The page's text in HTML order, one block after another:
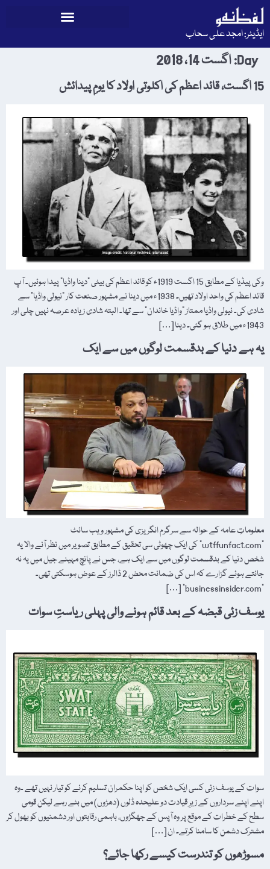
ایڈیٹر: امجد علی سحاب
Day: اگست 14، 2018
15 اگست، قائد اعظم کی اکلوتی اولاد کا یومِ پیدائش
وکی پیڈیا کے مطابق 15 اگست 1919ء کو قائد اعظم کی بیٹی "دینا واڈیا” پیدا ہوئیں۔ آپ
قائد اعظم کی واحد اولاد تھیں۔ 1938ء میں دینا نے مشہور صنعت کار "نیولی واڈیا” سے
شادی کی۔ نیولی واڈیا ممتاز "واڈیا خاندان” سے تھا۔ البتہ شادی زیادہ عرصہ نہیں چلی اور
1943ء میں طلاق ہو گئی۔ دینا […]
یہ ہے دنیا کے بدقسمت لوگوں میں سے ایک
معلوماتِ عامہ کے حوالہ سے سرگرم انگریزی کی مشہور ویب سائٹ
"wtffunfact.com” کی ایک چھوٹی سی تحقیق کے مطابق تصویر میں نظر آنے والا یہ
شخص دنیا کے بدقسمت لوگوں میں سے ایک ہے، جس نے پانچ مہینے جیل میں یہ نہ
جانتے ہوئے گزارے کہ اس کی ضمانت محض 2 ڈالرز کے عوض ہوسکتی تھی۔
"businessinsider.com” […]
یوسف زئی قبضہ کے بعد قائم ہونے والی پہلی ریاستِ سوات
سوات کے یوسف زئی کسی ایک شخص کو اپنا حکمران تسلیم کرنے کو تیار نہیں تھے ۔وہ
اپنے اپنے سرداروں کے زیرِ قیادت دو علیحدہ ڈلوں (دھڑوں) میں بٹے رہے لیکن قومی
سطح کے خطرات کے موقع پر وہ آپس کے جھگڑوں، باہمی رقابتوں اور دشمنیوں کو بھول کر
مشترک دشمن کا سامنا کرتے۔ ان […]
مسوڑھوں کو تندرست کیسے رکھا جائے؟